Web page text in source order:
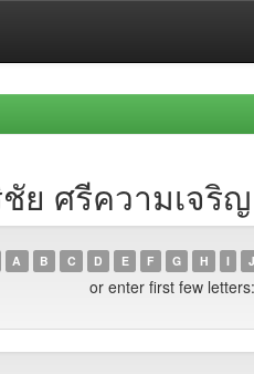
ย ศรีความเจริญ
A B C D E F G H I J
or enter first few letters: